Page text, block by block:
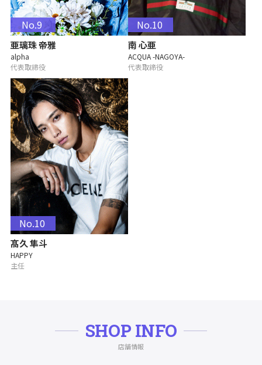
No.9
亜璃珠 帝雅
alpha
代表取締役
No.10
南 心亜
ACQUA -NAGOYA-
代表取締役
No.10
髙久 隼斗
HAPPY
主任
SHOP INFO
店舗情報